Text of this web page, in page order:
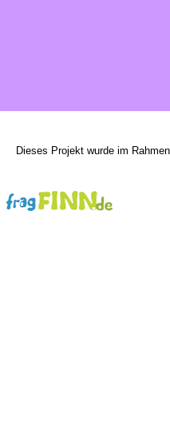
Dieses Projekt wurde im